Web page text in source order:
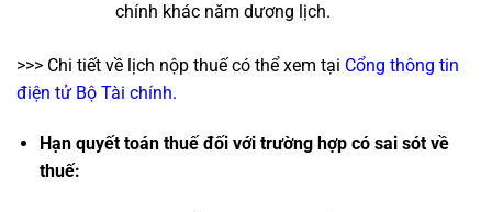
chính khác năm dương lịch.
>>> Chi tiết về lịch nộp thuế có thể xem tại Cổng thông tin
điện tử Bộ Tài chính.
Hạn quyết toán thuế đối với trường hợp có sai sót về
thuế: